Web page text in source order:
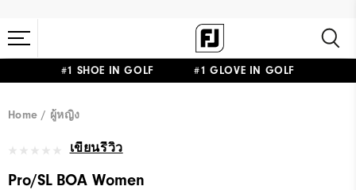
#1 SHOE IN GOLF #1 GLOVE IN GOLF
Home ผู้หญิง
เขียนรีวิว
Pro/SL BOA Women